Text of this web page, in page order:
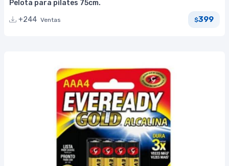
Pelota para pilates 75cm.
+244 Ventas $399